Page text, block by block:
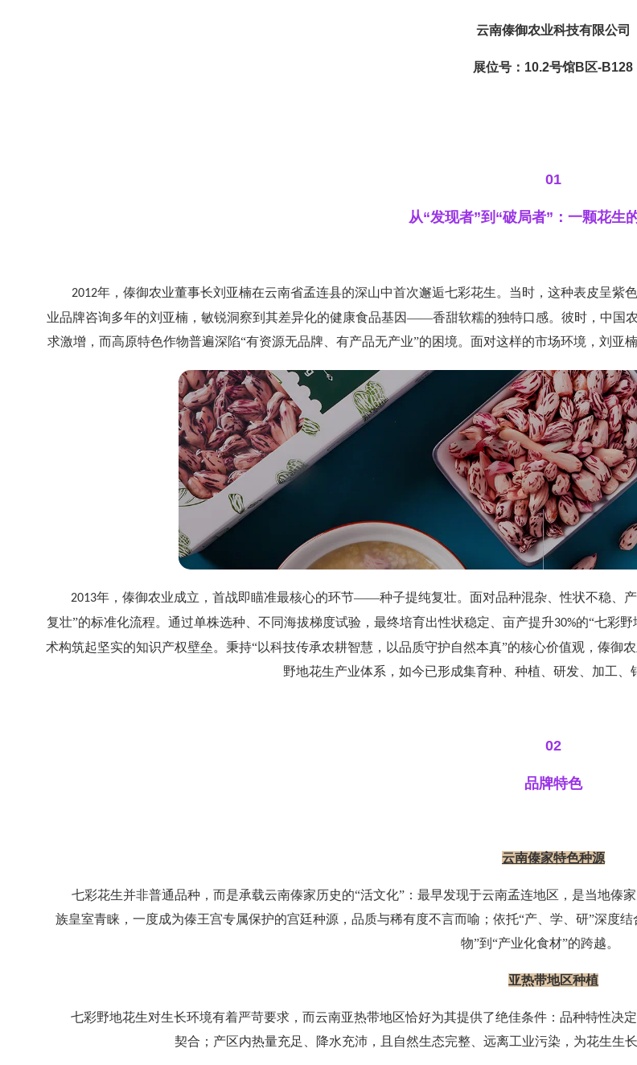
云南傣御农业科技有限公司
展位号：10.2号馆B区-B128
01
从“发现者”到“破局者”：一颗花生
2012年，傣御农业董事长刘亚楠在云南省孟连县的深山中首次邂逅七彩花生。当时，这种表皮呈紫
业品牌咨询多年的刘亚楠，敏锐洞察到其差异化的健康食品基因——香甜软糯的独特口感。彼时，中国
求激增，而高原特色作物普遍深陷“有资源无品牌、有产品无产业”的困境。面对这样的市场环境，刘亚
2013年，傣御农业成立，首战即瞄准最核心的环节——种子提纯复壮。面对品种混杂、性状不稳、
复壮”的标准化流程。通过单株选种、不同海拔梯度试验，最终培育出性状稳定、亩产提升30%的“七彩
术构筑起坚实的知识产权壁垒。秉持“以科技传承农耕智慧，以品质守护自然本真”的核心价值观，傣御
野地花生产业体系，如今已形成集育种、种植、研发、加工、
02
品牌特色
云南傣家特色种源
七彩花生并非普通品种，而是承载云南傣家历史的“活文化”：最早发现于云南孟连地区，是当地傣
族皇室青睐，一度成为傣王宫专属保护的宫廷种源，品质与稀有度不言而喻；依托“产、学、研”深度
物”到“产业化食材”的跨越。
亚热带地区种植
七彩野地花生对生长环境有着严苛要求，而云南亚热带地区恰好为其提供了绝佳条件：品种特性决
契合；产区内热量充足、降水充沛，且自然生态完整、远离工业污染，为花生生